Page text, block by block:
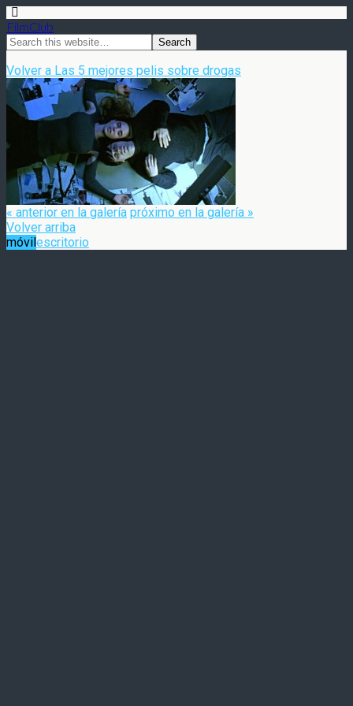
FilmClub
Volver a Las 5 mejores pelis sobre drogas
« anterior en la galería próximo en la galería »
Volver arriba
móvilescritorio